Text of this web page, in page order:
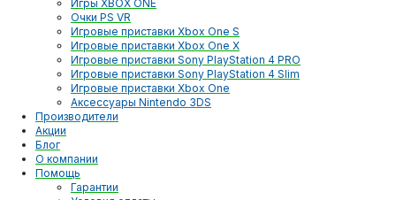
Игры XBOX ONE
Очки PS VR
Игровые приставки Xbox One S
Игровые приставки Xbox One X
Игровые приставки Sony PlayStation 4 PRO
Игровые приставки Sony PlayStation 4 Slim
Игровые приставки Xbox One
Аксессуары Nintendo 3DS
Производители
Акции
Блог
О компании
Помощь
Гарантии